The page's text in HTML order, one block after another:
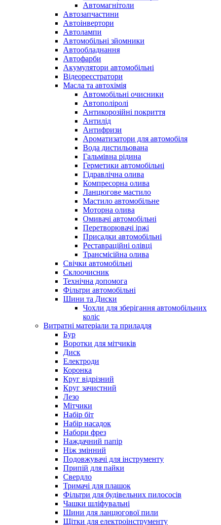
Автомагнітоли
Автозапчастини
Автоінвертори
Автолампи
Автомобільні зйомники
Автообладнання
Автофарби
Акумулятори автомобільні
Відеореєстратори
Масла та автохімія
Автомобільні очисники
Автополіролі
Антикорозійні покриття
Антилід
Антифризи
Ароматизатори для автомобіля
Вода дистильована
Гальмівна рідина
Герметики автомобільні
Гідравлічна олива
Компресорна олива
Ланцюгове мастило
Мастило автомобільне
Моторна олива
Омивачі автомобільні
Перетворювачі іржі
Присадки автомобільні
Реставраційні олівці
Трансмісійна олива
Свічки автомобільні
Склоочисник
Технічна допомога
Фільтри автомобільні
Шини та Диски
Чохли для зберігання автомобільних
коліс
Витратні матеріали та приладдя
Бур
Воротки для мітчиків
Диск
Електроди
Коронка
Круг відрізний
Круг зачистний
Лезо
Мітчики
Набір біт
Набір насадок
Набори фрез
Наждачний папір
Ніж змінний
Подовжувачі для інструменту
Припій для пайки
Свердло
Тримачі для плашок
Фільтри для будівельних пилососів
Чашки шліфувальні
Шини для ланцюгової пили
Щітки для електроінструменту